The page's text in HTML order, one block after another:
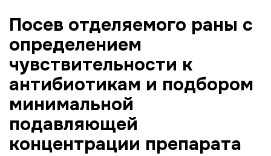
Посев отделяемого раны с
определением
чувствительности к
антибиотикам и подбором
минимальной
подавляющей
концентрации препарата